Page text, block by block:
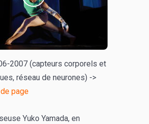
2007 (capteurs corporels et
réseau de neurones) ->
page
Yuko Yamada, en